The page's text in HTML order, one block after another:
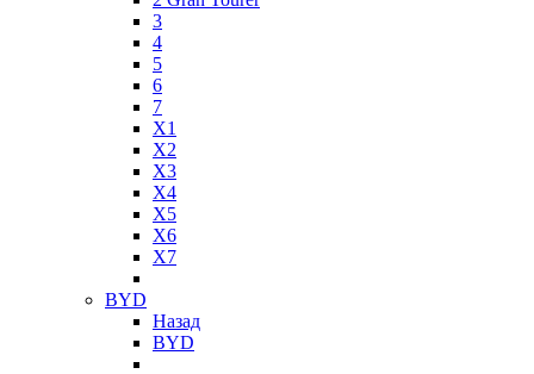
3
4
5
6
7
X1
X2
X3
X4
X5
X6
X7
BYD
Назад
BYD